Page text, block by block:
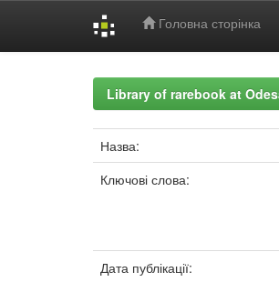
Головна сторінка
Library of rarebook at
Назва:
Ключові слова:
Дата публікації: